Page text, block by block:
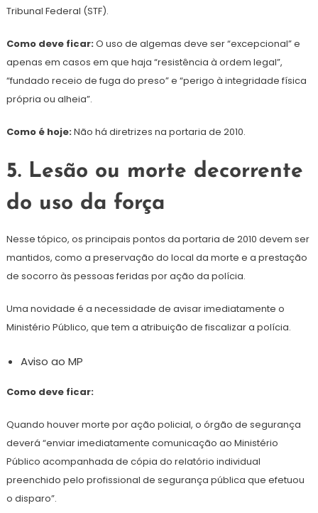
Tribunal Federal (STF).
Como deve ficar:O uso de algemas deve ser “excepcional” e
apenas em casos em que haja “resistência à ordem legal”,
“fundado receio de fuga do preso” e “perigo à integridade física
própria ou alheia”.
Como é hoje:Não há diretrizes na portaria de 2010.
5. Lesão ou morte decorrente
do uso da força
Nesse tópico, os principais pontos da portaria de 2010 devem ser
mantidos, como a preservação do local da morte e a prestação
de socorro às pessoas feridas por ação da polícia.
Uma novidade é a necessidade de avisar imediatamente o
Ministério Público, que tem a atribuição de fiscalizar a polícia.
Aviso ao MP
Como deve ficar:
Quando houver morte por ação policial, o órgão de segurança
deverá “enviar imediatamente comunicação ao Ministério
Público acompanhada de cópia do relatório individual
preenchido pelo profissional de segurança pública que efetuou
o disparo”.